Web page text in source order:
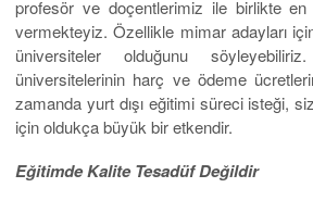
profesör ve doçentlerimiz ile birlikte
vermekteyiz. Özellikle mimar adayları
üniversiteler olduğunu
üniversitelerinin harç ve ödeme
zamanda yurt dışı eğitimi süreci isteği,
için oldukça büyük bir etkendir.
Eğitimde Kalite Tesadüf Değildir